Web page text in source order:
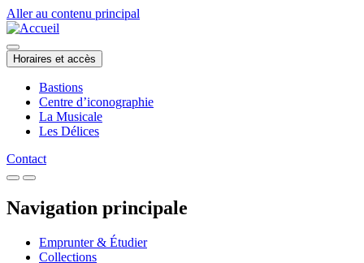
Aller au contenu principal
Horaires et accès
Bastions
Centre d’iconographie
La Musicale
Les Délices
Contact
Navigation principale
Emprunter & Étudier
Collections